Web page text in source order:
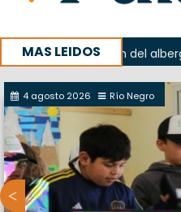
MAS LEIDOS
explosión del albergue
con un encuentro
4 agosto 2026 Río Negro